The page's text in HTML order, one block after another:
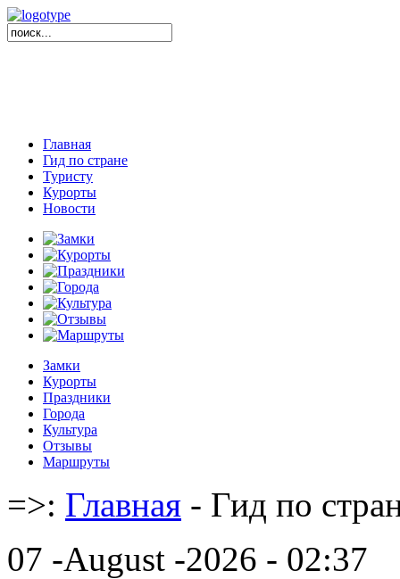
Главная
Гид по стране
Туристу
Курорты
Новости
Замки
Курорты
Праздники
Города
Культура
Отзывы
Маршруты
=>: Главная - Гид по
07 -August -2026 - 02:37